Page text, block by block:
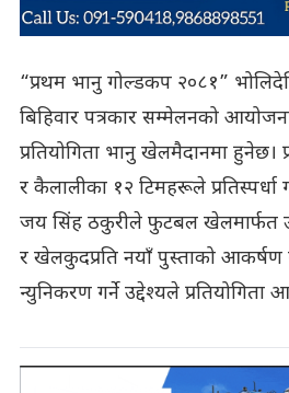
“प्रथम भानु गोल्डकप २०८१”
बिहिवार पत्रकार सम्मेलनको
प्रतियोगिता भानु खेलमैदानमा हुनेछ।
र कैलालीका १२ टिमहरूले
जय सिंह ठकुरीले फुटबल खेलमार्फत
र खेलकुदप्रति नयाँ पुस्ताको
न्युनिकरण गर्ने उद्देश्यले प्रतियोगिता